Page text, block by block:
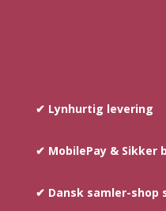
✔ Lynhurtig levering
✔ MobilePay & Sikker
✔ Dansk samler-shop